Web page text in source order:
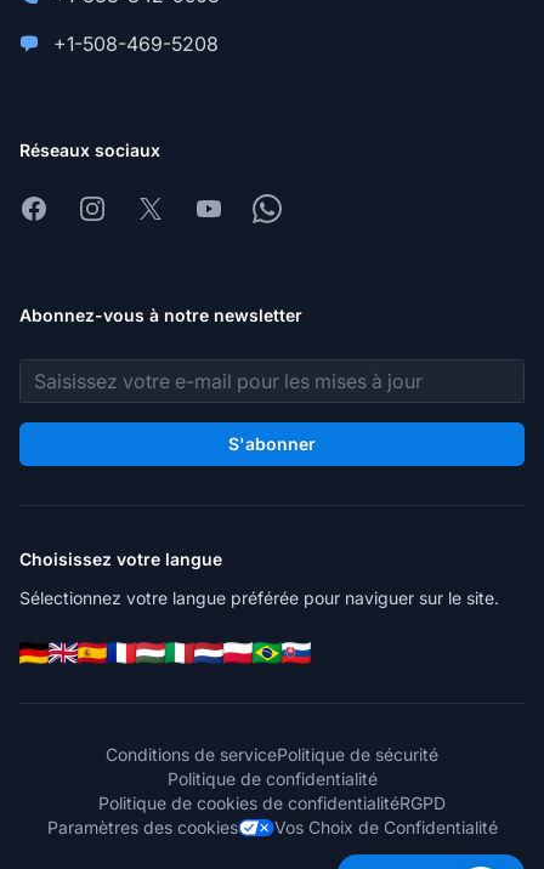
+1-508-469-5208
Réseaux sociaux
FacebookInstagram
X YoutubeWhatsapp
Abonnez-vous à notre newsletter
Adresse e-mail
S'abonner
Choisissez votre langue
Sélectionnez votre langue préférée pour naviguer sur le site.
Conditions de servicePolitique de sécurité
Politique de confidentialité
Politique de cookies de confidentialitéRGPD
Paramètres des cookies
Vos Choix de Confidentialité